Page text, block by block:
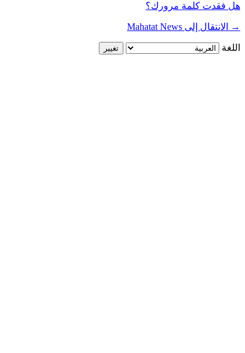
هل فقدت كلمة مرورك؟
→ الانتقال إلى Mahatat News
اللغة